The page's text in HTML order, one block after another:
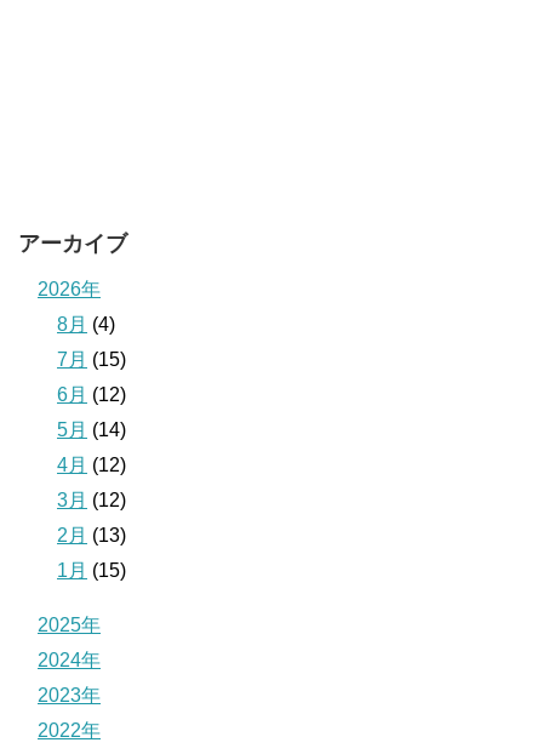
アーカイブ
2026年
8月 (4)
7月 (15)
6月 (12)
5月 (14)
4月 (12)
3月 (12)
2月 (13)
1月 (15)
2025年
2024年
2023年
2022年